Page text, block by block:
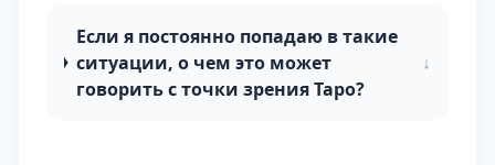
Если я постоянно попадаю в такие
ситуации, о чем это может
говорить с точки зрения Таро?
↓